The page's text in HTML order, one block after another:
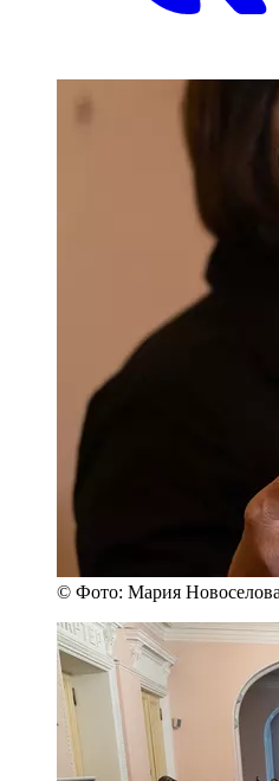
© Фото: Мария